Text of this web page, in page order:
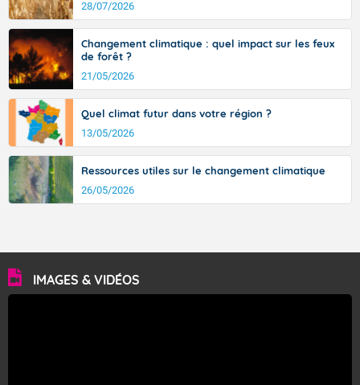
28/07/2026
Changement climatique : quel impact sur les feux
de forêt ?
21/05/2026
Quel climat futur dans votre région ?
13/05/2026
Ressources utiles sur le changement climatique
26/05/2026
IMAGES & VIDÉOS